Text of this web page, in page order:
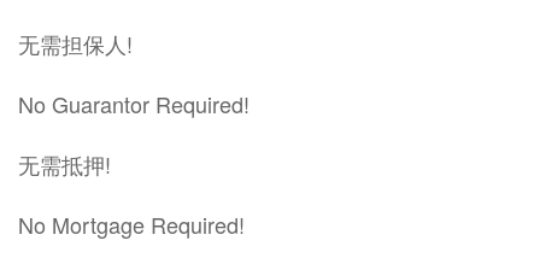
无需担保人!
No Guarantor Required!
无需抵押!
No Mortgage Required!